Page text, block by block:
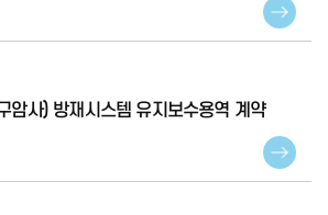
암사) 방재시스템 유지보수용역 계약